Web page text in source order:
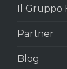
Il Gruppo
Partner
Blog